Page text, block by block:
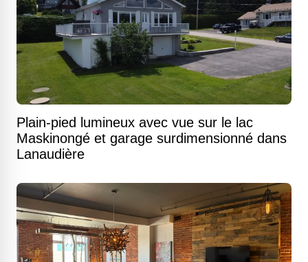
Plain-pied lumineux avec vue sur le lac
Maskinongé et garage surdimensionné dans
Lanaudière